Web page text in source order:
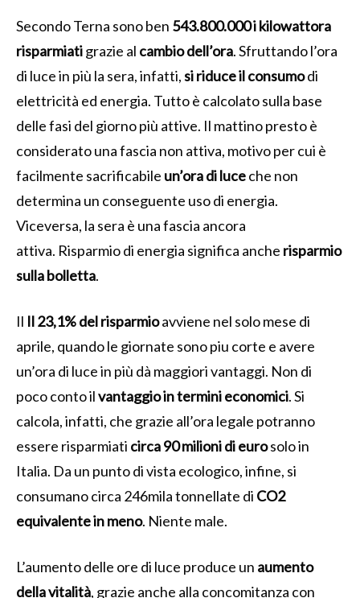
Secondo Terna sono ben 543.800.000 i kilowattora
risparmiatigrazie al cambio dell’ora. Sfruttando l’ora
di luce in più la sera, infatti,si riduce il consumodi
elettricità ed energia. Tutto è calcolato sulla base
delle fasi del giorno più attive. Il mattino presto è
considerato una fascia non attiva, motivo per cui è
facilmente sacrificabile un’ora di luceche non
determina un conseguente uso di energia.
Viceversa, la sera è una fascia ancora
attiva. Risparmio di energia significa anche risparmio
sulla bolletta.
Il Il 23,1% del risparmioavviene nel solo mese di
aprile, quando le giornate sono piu corte e avere
un’ora di luce in più dà maggiori vantaggi. Non di
poco conto ilvantaggio in termini economici. Si
calcola, infatti, che grazie all’ora legale potranno
essere risparmiati circa 90 milioni di eurosolo in
Italia. Da un punto di vista ecologico, infine, si
consumano circa 246mila tonnellate di CO2
equivalente in meno. Niente male.
L’aumento delle ore di luce produce un aumento
della vitalità, grazie anche alla concomitanza con